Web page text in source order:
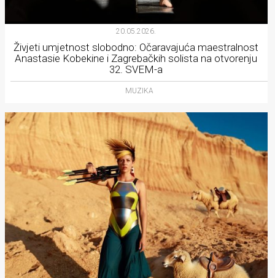
20.05.2026.
Živjeti umjetnost slobodno: Očaravajuća maestralnost
Anastasie Kobekine i Zagrebačkih solista na otvorenju
32. SVEM-a
MUZIKA